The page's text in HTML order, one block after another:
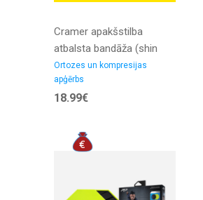
Cramer apakšstilba
atbalsta bandāža (shin
and calf support) S
Ortozes un kompresijas
apģērbs
18.99€